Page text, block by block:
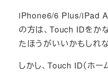
iPhone6/6 Plus/iPad
の方は、Touch IDをか
たほうがいいかもしれな
しかし、Touch ID（ホ